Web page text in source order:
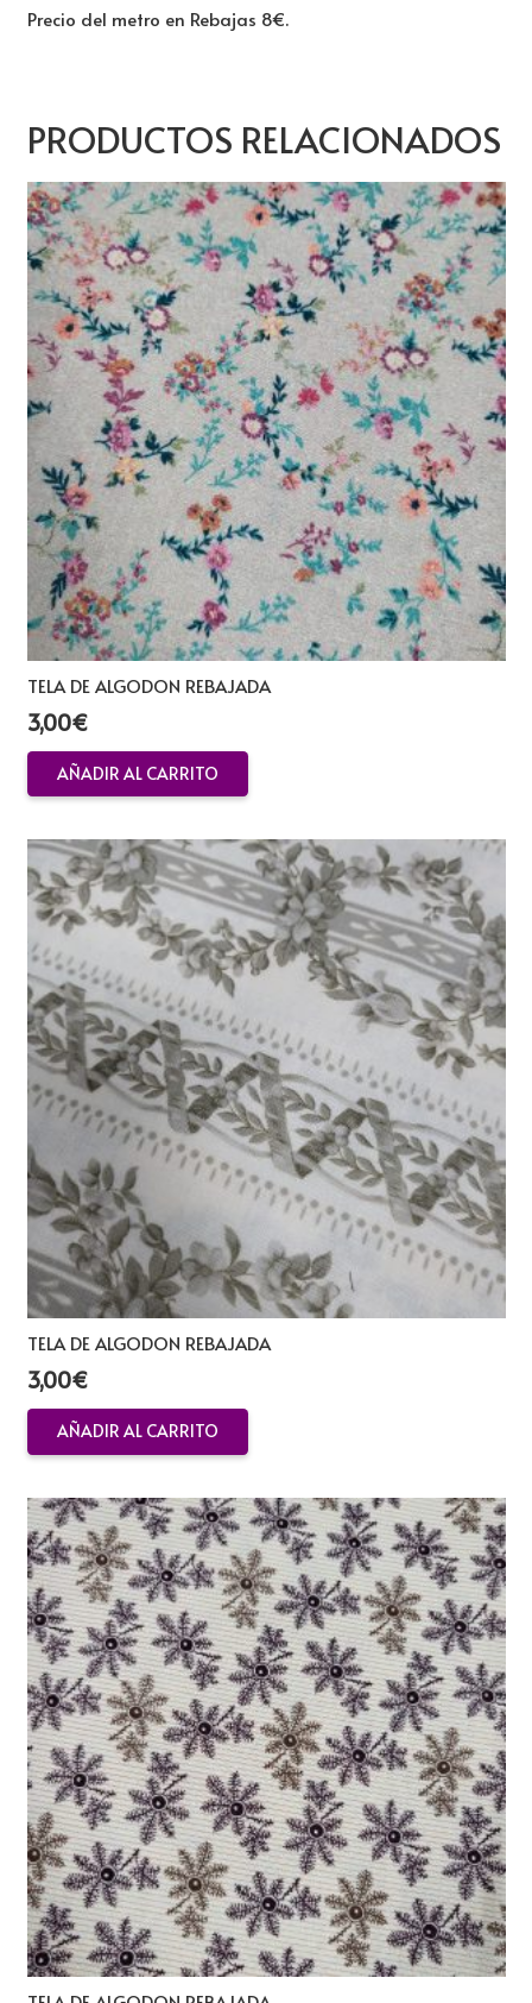
Precio del metro en Rebajas 8€.
PRODUCTOS RELACIONADOS
TELA DE ALGODON REBAJADA
3,00€
AÑADIR AL CARRITO
TELA DE ALGODON REBAJADA
3,00€
AÑADIR AL CARRITO